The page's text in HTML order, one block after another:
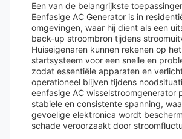
Een van de belangrijkste
Eenfasige AC Generator is in
omgevingen, waar hij dient als een
back-up stroombron tijdens
Huiseigenaren kunnen rekenen op
startsysteem voor een snelle en
zodat essentiële apparaten en
operationeel blijven tijdens
eenfasige AC wisselstroomgenerator
stabiele en consistente spanning,
gevoelige elektronica wordt
schade veroorzaakt door